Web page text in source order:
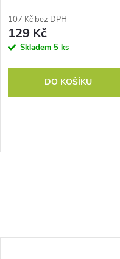
107 Kč bez DPH
129 Kč
Skladem 5 ks
DO KOŠÍKU